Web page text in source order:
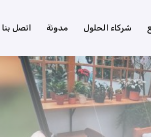
شركاء الحلول مدونة اتصل بنا